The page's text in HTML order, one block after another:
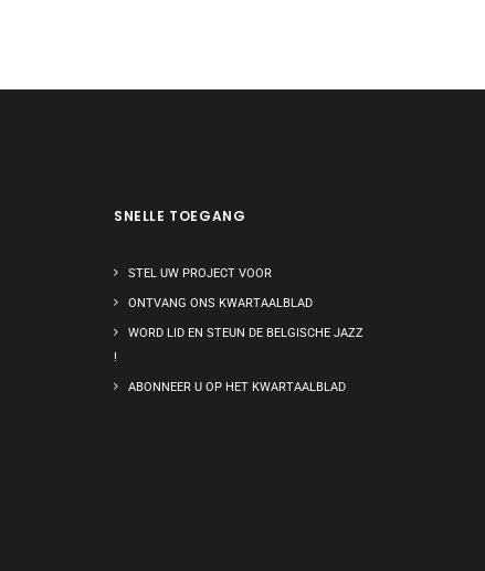
SNELLE TOEGANG
STEL UW PROJECT VOOR
ONTVANG ONS KWARTAALBLAD
WORD LID EN STEUN DE BELGISCHE JAZZ
!
ABONNEER U OP HET KWARTAALBLAD